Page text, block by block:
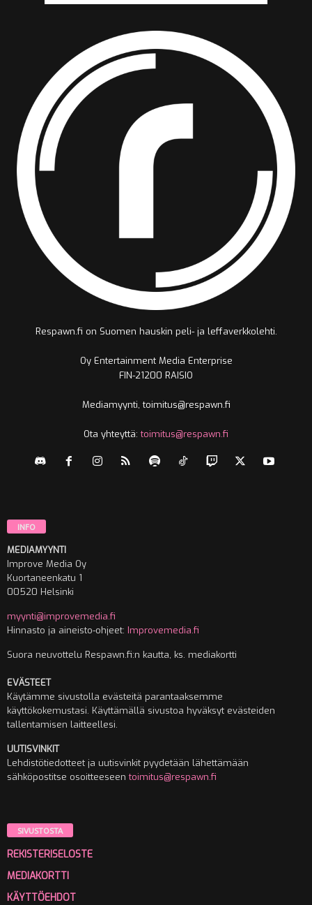
Respawn.fi on Suomen hauskin peli- ja leffaverkkolehti.
Oy Entertainment Media Enterprise
FIN-21200 RAISIO
Mediamyynti, toimitus@respawn.fi
Ota yhteyttä:toimitus@respawn.fi
INFO
MEDIAMYYNTI
Improve Media Oy
Kuortaneenkatu 1
00520 Helsinki
myynti@improvemedia.fi
Hinnasto ja aineisto-ohjeet: Improvemedia.fi
Suora neuvottelu Respawn.fi:n kautta, ks. mediakortti
EVÄSTEET
Käytämme sivustolla evästeitä parantaaksemme
käyttökokemustasi. Käyttämällä sivustoa hyväksyt evästeiden
tallentamisen laitteellesi.
UUTISVINKIT
Lehdistötiedotteet ja uutisvinkit pyydetään lähettämään
sähköpostitse osoitteeseentoimitus@respawn.fi
SIVUSTOSTA
REKISTERISELOSTE
MEDIAKORTTI
KÄYTTÖEHDOT